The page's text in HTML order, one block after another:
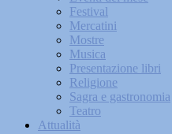
Festival
Mercatini
Mostre
Musica
Presentazione libri
Religione
Sagra e gastronomia
Teatro
Attualità